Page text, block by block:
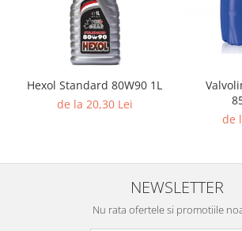
Hexol Standard 80W90 1L
de la 20,30 Lei
de
NEWSLETTER
Nu rata ofertele si promotiile